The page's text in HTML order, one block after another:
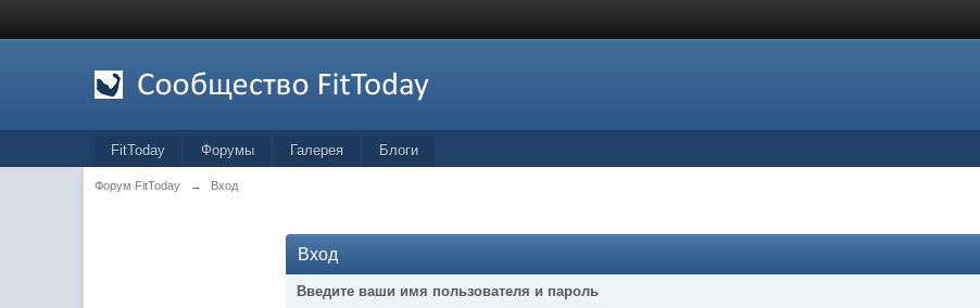
FitToday Форумы Галерея Блоги
Форум FitToday → Вход
Вход
Введите ваши имя пользователя и пароль